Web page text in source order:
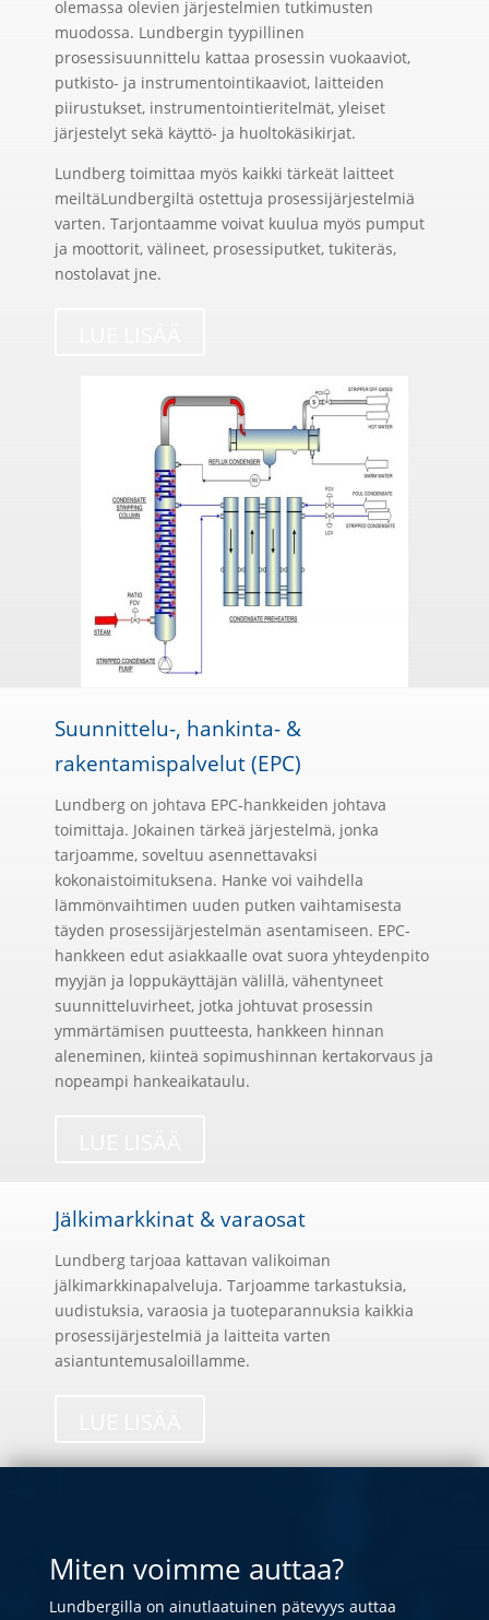
olemassa olevien järjestelmien tutkimusten
muodossa. Lundbergin tyypillinen
prosessisuunnittelu kattaa prosessin vuokaaviot,
putkisto- ja instrumentointikaaviot, laitteiden
piirustukset, instrumentointieritelmät, yleiset
järjestelyt sekä käyttö- ja huoltokäsikirjat.
Lundberg toimittaa myös kaikki tärkeät laitteet
meiltäLundbergiltä ostettuja prosessijärjestelmiä
varten. Tarjontaamme voivat kuulua myös pumput
ja moottorit, välineet, prosessiputket, tukiteräs,
nostolavat jne.
Suunnittelu-, hankinta- &
rakentamispalvelut (EPC)
Lundberg on johtava EPC-hankkeiden johtava
toimittaja. Jokainen tärkeä järjestelmä, jonka
tarjoamme, soveltuu asennettavaksi
kokonaistoimituksena. Hanke voi vaihdella
lämmönvaihtimen uuden putken vaihtamisesta
täyden prosessijärjestelmän asentamiseen. EPC-
hankkeen edut asiakkaalle ovat suora yhteydenpito
myyjän ja loppukäyttäjän välillä, vähentyneet
suunnitteluvirheet, jotka johtuvat prosessin
ymmärtämisen puutteesta, hankkeen hinnan
aleneminen, kiinteä sopimushinnan kertakorvaus ja
nopeampi hankeaikataulu.
Jälkimarkkinat & varaosat
Lundberg tarjoaa kattavan valikoiman
jälkimarkkinapalveluja. Tarjoamme tarkastuksia,
uudistuksia, varaosia ja tuoteparannuksia kaikkia
prosessijärjestelmiä ja laitteita varten
asiantuntemusaloillamme.
Miten voimme auttaa?
Lundbergilla on ainutlaatuinen pätevyys auttaa